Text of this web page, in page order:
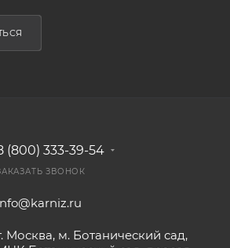
(800) 333-39-54
ЗВОНОК
Москва, м. Ботанический сад,